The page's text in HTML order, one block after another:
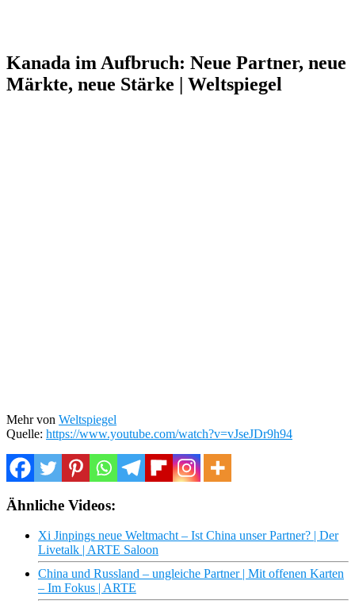
Kanada im Aufbruch: Neue Partner, neue
Märkte, neue Stärke | Weltspiegel
Mehr von Weltspiegel
Quelle: https://www.youtube.com/watch?v=vJseJDr9h94
Ähnliche Videos:
Xi Jinpings neue Weltmacht – Ist China unser Partner? | Der
Livetalk | ARTE Saloon
China und Russland – ungleiche Partner | Mit offenen Karten
– Im Fokus | ARTE